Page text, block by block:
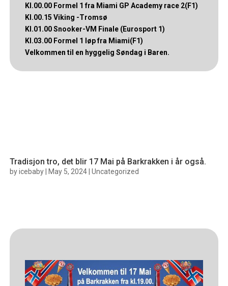
Kl.00.00 Formel 1 fra Miami GP Academy race 2(F1)
Kl.00.15 Viking -Tromsø
Kl.01.00 Snooker-VM Finale (Eurosport 1)
Kl.03.00 Formel 1 løp fra Miami(F1)
Velkommen til en hyggelig Søndag i Baren.
Tradisjon tro, det blir 17 Mai på Barkrakken i år også.
byicebaby May 5, 2024 Uncategorized